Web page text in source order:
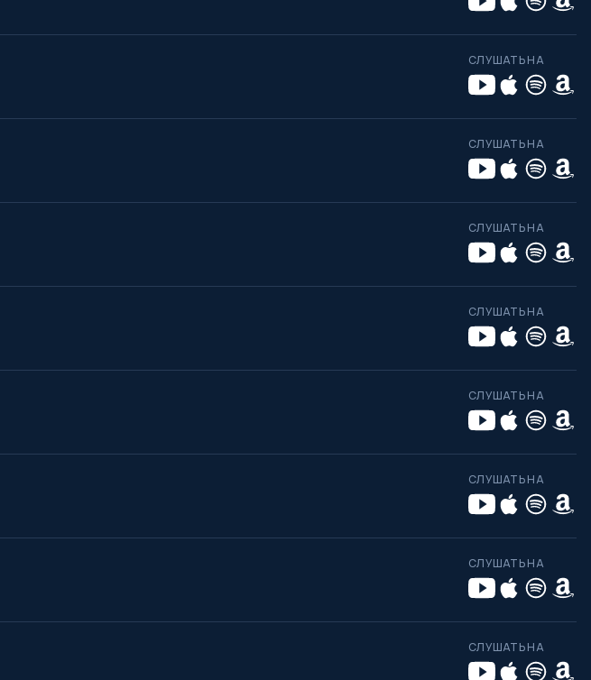
СЛУШАТЬ НА
СЛУШАТЬ НА
СЛУШАТЬ НА
СЛУШАТЬ НА
СЛУШАТЬ НА
СЛУШАТЬ НА
СЛУШАТЬ НА
СЛУШАТЬ НА